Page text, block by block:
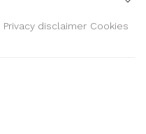
Privacy disclaimer Cookies